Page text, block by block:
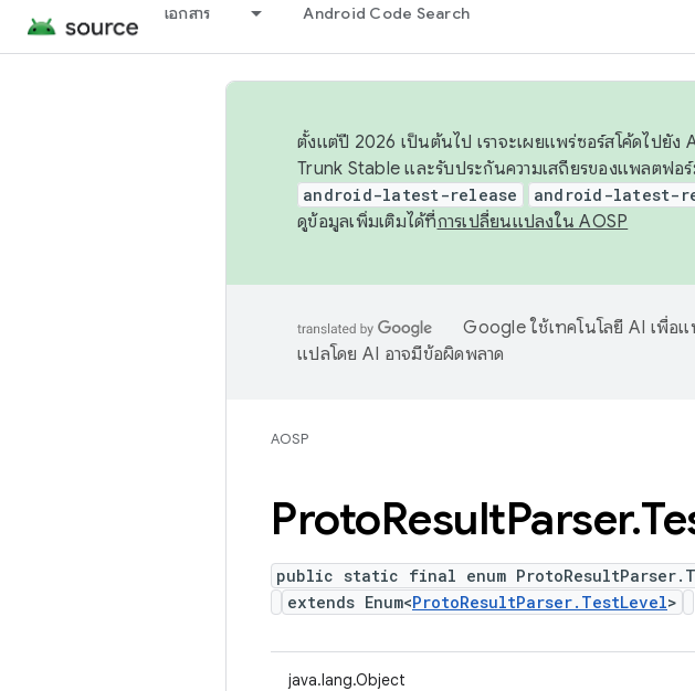
เอกสาร Android Code Search
ตั้งแต่ปี 2026 เป็นต้นไป เราจะเผยแพร่ซอร์สโค้ดไปยั
Trunk Stable และรับประกันความเสถียรของแพลตฟอ
android-latest-release android-latest-
ดูข้อมูลเพิ่มเติมได้ที่การเปลี่ยนแปลงใน AOSP
Google ใช้เทคโนโลยี AI เพื่อ
แปลโดย AI อาจมีข้อผิดพลาด
AOSP
ProtoResultParser.
public static final enum
extends Enum<ProtoResultParser.TestLevel>
java.lang.Object